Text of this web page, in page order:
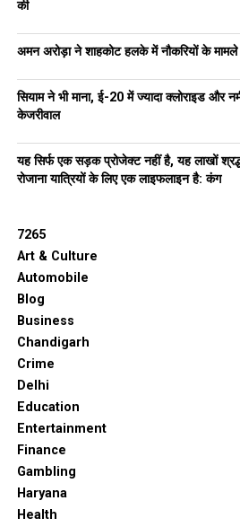
की
अमन अरोड़ा ने शाहकोट हलके में नौकरियों के मामले
सियाम ने भी माना, ई-20 में ज्यादा क्लोराइड और
केजरीवाल
यह सिर्फ एक सड़क प्रोजेक्ट नहीं है, यह लाखों
रोजाना यात्रियों के लिए एक लाइफलाइन है: कंग
7265
Art & Culture
Automobile
Blog
Business
Chandigarh
Crime
Delhi
Education
Entertainment
Finance
Gambling
Haryana
Health